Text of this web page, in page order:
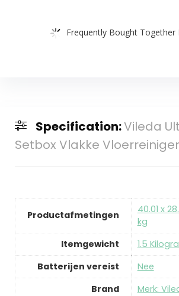
Frequently Bought Together
Specification:Vileda
Setbox Vlakke Vloerreiniger
Productafmetingen
‎40.01 x
kg
Itemgewicht
‎1.5
Batterijen vereist
‎Nee
Brand
Merk: